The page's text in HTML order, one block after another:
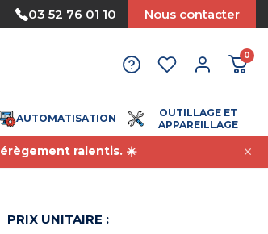
Nous acceptons le paiement par
03 52 76 01 10 Nous contacter
0
AUTOMATISATION
OUTILLAGE ET
APPAREILLAGE
ralentis. ☀️
PRIX UNITAIRE :